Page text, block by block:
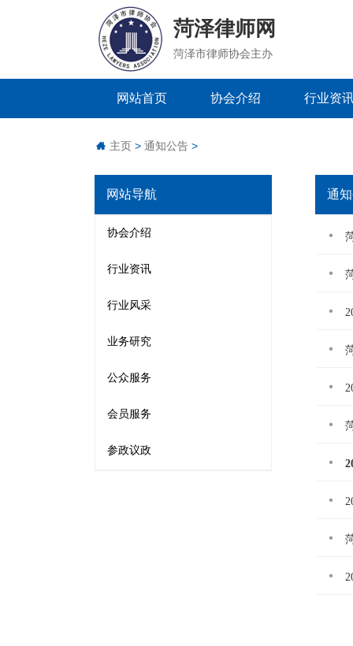
菏泽律师网
菏泽市律师协会主办
网站首页 协会介绍 行业资
主页 > 通知公告 >
网站导航
协会介绍
行业资讯
行业风采
业务研究
公众服务
会员服务
参政议政
通